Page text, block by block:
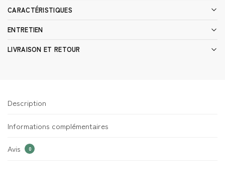
CARACTÉRISTIQUES
ENTRETIEN
LIVRAISON ET RETOUR
Description
Informations complémentaires
Avis 0